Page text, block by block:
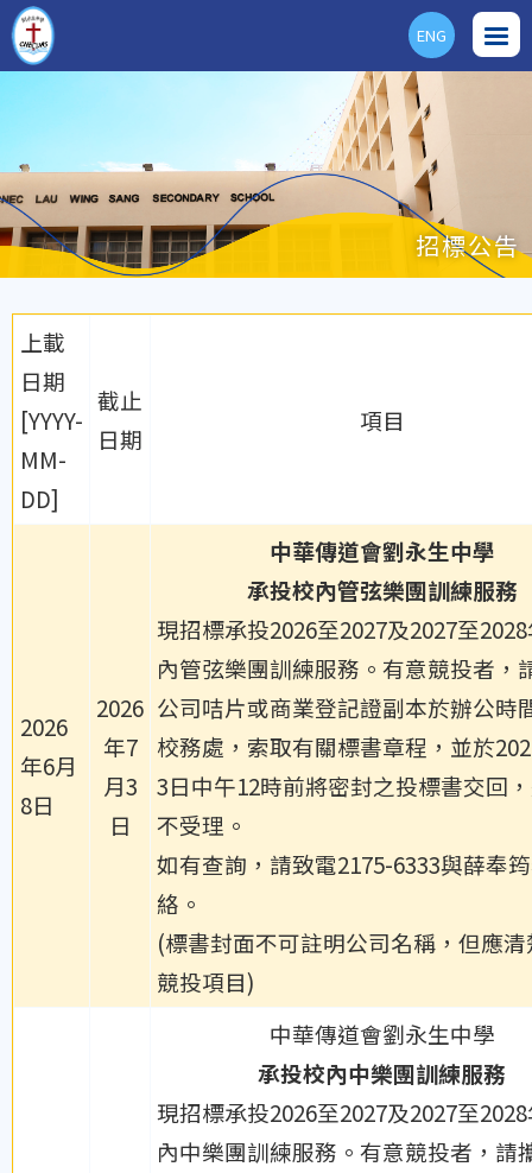
ENG
招標公告
上載
日期
[YYYY-
MM-
DD]
截止
日期
項目
2026
年6月
8日
2026
年7
月3
日
中華傳道會劉永生中學
承投校內管弦樂團訓練服務
現招標承投2026至2027及2027至
內管弦樂團訓練服務。有意競投者，
公司咭片或商業登記證副本於辦公時
校務處，索取有關標書章程，並於
3日中午12時前將密封之投標書交回
不受理。
如有查詢，請致電2175-6333與薛奉
絡。
(標書封面不可註明公司名稱，但應
競投項目)
中華傳道會劉永生中學
承投校內中樂團訓練服務
現招標承投2026至2027及2027至
內中樂團訓練服務。有意競投者，請